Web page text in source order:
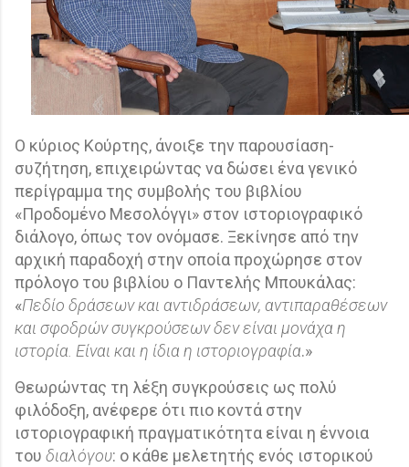
Ο κύριος Κούρτης, άνοιξε την παρουσίαση-
συζήτηση, επιχειρώντας να δώσει ένα γενικό
περίγραμμα της συμβολής του βιβλίου
«Προδομένο Μεσολόγγι» στον ιστοριογραφικό
διάλογο, όπως τον ονόμασε. Ξεκίνησε από την
αρχική παραδοχή στην οποία προχώρησε στον
πρόλογο του βιβλίου ο Παντελής Μπουκάλας:
«Πεδίο δράσεων και αντιδράσεων, αντιπαραθέσεων
και σφοδρών συγκρούσεων δεν είναι μονάχα η
ιστορία. Είναι και η ίδια η ιστοριογραφία.»
Θεωρώντας τη λέξη συγκρούσεις ως πολύ
φιλόδοξη, ανέφερε ότι πιο κοντά στην
ιστοριογραφική πραγματικότητα είναι η έννοια
του διαλόγου: ο κάθε μελετητής ενός ιστορικού